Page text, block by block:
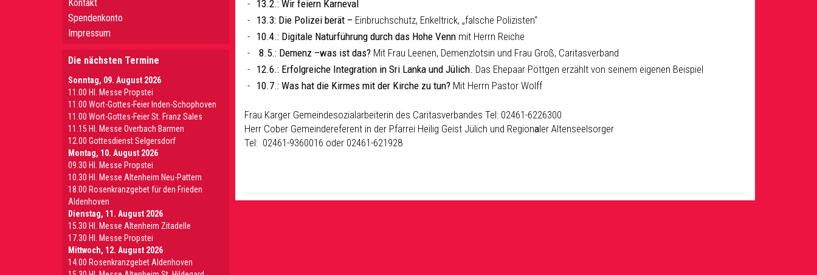
13.2.: Wir feiern Karneval
13.3: Die Polizei berät – Einbruchschutz, Enkeltrick, „falsche Polizisten“
10.4.: Digitale Naturführung durch das Hohe Venn mit Herrn Reiche
8.5.: Demenz –was ist das? Mit Frau Leenen, Demenzlotsin und Frau Groß, Caritasverband
12.6.: Erfolgreiche Integration in Sri Lanka und Jülich. Das Ehepaar Pöttgen erzählt von seinem eigenen Beispiel
10.7.: Was hat die Kirmes mit der Kirche zu tun? Mit Herrn Pastor Wolff
Frau Karger Gemeindesozialarbeiterin des Caritasverbandes Tel: 02461-6226300
Herr Cober Gemeindereferent in der Pfarrei Heilig Geist Jülich und Regionaler Altenseelsorger
Tel: 02461-9360016 oder 02461-621928
Kontakt
Spendenkonto
Impressum
Die nächsten Termine
Sonntag, 09. August 2026
11.00 Hl. Messe Propstei
11.00 Wort-Gottes-Feier Inden-Schophoven
11.00 Wort-Gottes-Feier St. Franz Sales
11.15 Hl. Messe Overbach Barmen
12.00 Gottesdienst Selgersdorf
Montag, 10. August 2026
09.30 Hl. Messe Propstei
10.30 Hl. Messe Altenheim Neu-Pattern
18.00 Rosenkranzgebet für den Frieden
Aldenhoven
Dienstag, 11. August 2026
15.30 Hl. Messe Altenheim Zitadelle
17.30 Hl. Messe Propstei
Mittwoch, 12. August 2026
14.00 Rosenkranzgebet Aldenhoven